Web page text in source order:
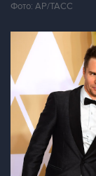
Фото: AP/ТАСС